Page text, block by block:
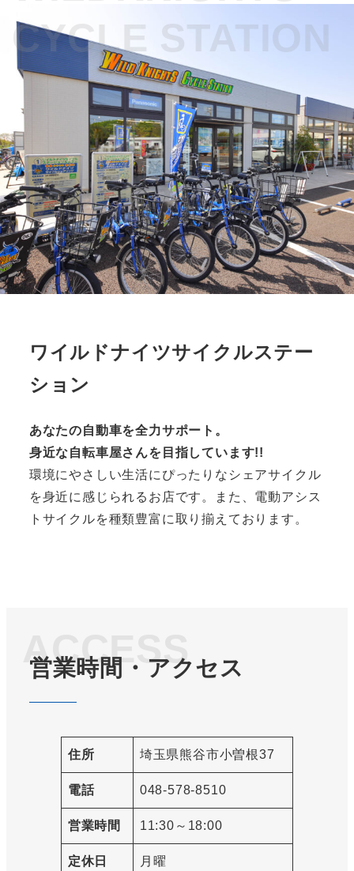
CYCLE STATION
ワイルドナイツサイクルステー
ション
あなたの自動車を全力サポート。
身近な自転車屋さんを目指しています!!
環境にやさしい生活にぴったりなシェアサイクル
を身近に感じられるお店です。また、電動アシス
トサイクルを種類豊富に取り揃えております。
ACCESS
営業時間・アクセス
住所 埼玉県熊谷市小曽根37
電話 048-578-8510
営業時間 11:30～18:00
定休日 月曜